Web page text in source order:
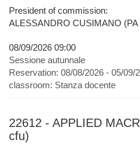
President of commission:
ALESSANDRO CUSIMANO
08/09/2026 09:00
Sessione autunnale
Reservation: 08/08/2026 - 05/09/
classroom: Stanza docente
22612 - APPLIED
cfu)